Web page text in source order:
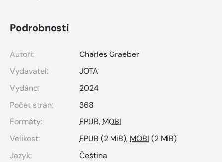
Podrobnosti
Autoři:
Charles Graeber
Vydavatel:
JOTA
Vydáno:
2024
Počet stran:
368
Formáty:
EPUB, MOBI
Velikost:
EPUB (2 MiB), MOBI (2 MiB)
Jazyk:
Čeština